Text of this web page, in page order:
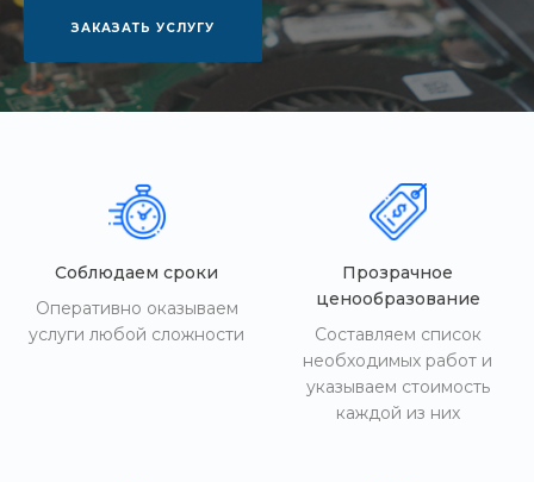
ЗАКАЗАТЬ УСЛУГУ
Соблюдаем сроки
Оперативно оказываем
услуги любой сложности
Прозрачное
ценообразование
Составляем список
необходимых работ и
указываем стоимость
каждой из них